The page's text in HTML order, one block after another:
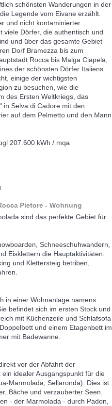
schönsten Wanderungen in der
Legende vom Eivane erzählt.
und nicht kontaminierter
viele Dörfer, die authentisch und
und über das gesamte Gebiet
Dorf Bramezza bis zum
Rocca bis Malga Ciapela,
der schönsten Dörfer Italiens
einige der wichtigsten
zu besuchen, wie die
des Ersten Weltkriegs, das
in Selva di Cadore mit den
auf dem Pelmetto und den Mann
207.600 kWh / mqa
Pietore - Wohnung
sind das perfekte Gebiet für
Schneeschuhwandern,
Eisklettern die Hauptaktivitäten.
und Klettersteig betriben,
in einer Wohnanlage namens
befindet sich im ersten Stock und
mit Küchenzeile und Schlafsofa
und einem Etagenbett im
mit Badewanne.
vor der Abfahrt der
idealer Ausgangspunkt für die
Marmolada, Sellaronda). Dies ist
Bäche und verzauberter Seen.
- der Marmolada - durch Padon,